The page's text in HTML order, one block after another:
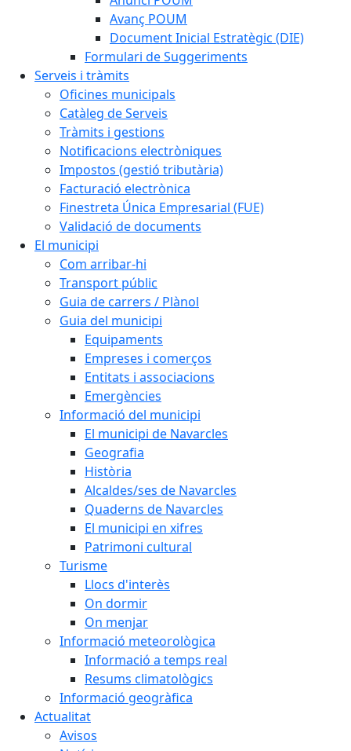
Avanç POUM
Document Inicial Estratègic (DIE)
Formulari de Suggeriments
Serveis i tràmits
Oficines municipals
Catàleg de Serveis
Tràmits i gestions
Notificacions electròniques
Impostos (gestió tributària)
Facturació electrònica
Finestreta Única Empresarial (FUE)
Validació de documents
El municipi
Com arribar-hi
Transport públic
Guia de carrers / Plànol
Guia del municipi
Equipaments
Empreses i comerços
Entitats i associacions
Emergències
Informació del municipi
El municipi de Navarcles
Geografia
Història
Alcaldes/ses de Navarcles
Quaderns de Navarcles
El municipi en xifres
Patrimoni cultural
Turisme
Llocs d'interès
On dormir
On menjar
Informació meteorològica
Informació a temps real
Resums climatològics
Informació geogràfica
Actualitat
Avisos